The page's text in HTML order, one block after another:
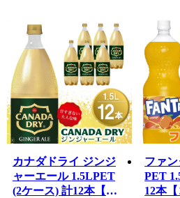
り、通り過ぎたらもったいない
です。
カナダドライ ジンジ
ャーエール 1.5LPET
(2ケース) 計12本【コ
ファ
PET
12本